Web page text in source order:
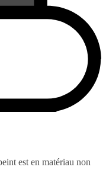
est en matériau non